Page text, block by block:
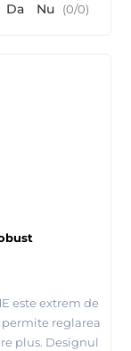
Da Nu (0/0)
este extrem de
permite reglarea
plus. Designul